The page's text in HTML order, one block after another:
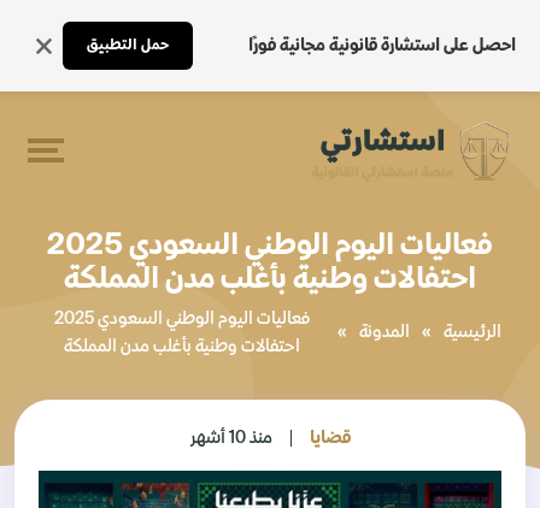
احصل على استشارة قانونية مجانية فورًا حمل التطبيق
فعاليات اليوم الوطني السعودي 2025
احتفالات وطنية بأغلب مدن المملكة
الرئيسية » المدونة »
فعاليات اليوم الوطني السعودي 2025
احتفالات وطنية بأغلب مدن المملكة
قضايا منذ 10 أشهر